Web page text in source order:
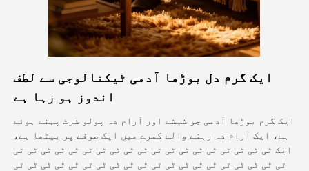
تمام ٹیمپلیٹس دیکھیں
گیلری
بلاگ
ایک گرم دل بوڑھا آدمی ٹیکنالوجی سے لطف
اندوز ہو رہا ہے
ایک گرم بوڑھا آدمی جو شیشے اور آرام دہ پولو شرٹ پہنے ہوئے
ہے، ایک آرام دہ رہنے والے کمرے میں ایک صوفے پر بیٹھا ہے،
ایک ٹی ٹی ٹی ٹی ٹی ٹی ٹی ٹی ٹی ٹی ٹی ٹی ٹی ٹی ٹی ٹی ٹی ٹی ٹی
ٹی ٹی ٹی ٹی ٹی ٹی ٹی ٹی ٹی ٹی ٹی ٹی ٹی ٹی ٹی ٹی ٹی ٹی ٹی ٹی